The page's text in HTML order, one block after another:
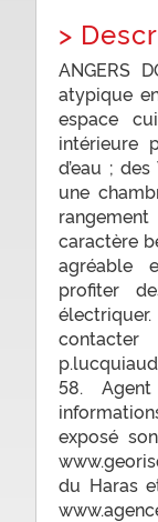
>
ANGERS
atypique
espace
intérieure
d’eau ;
une
caractère
agréable
profiter
58. Agent
exposé
du Haras